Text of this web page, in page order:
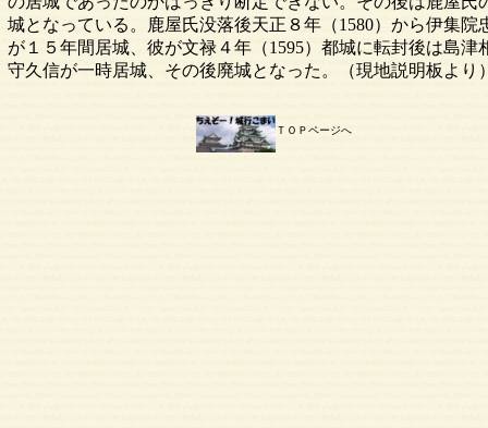
ＴＯＰページへ
城となっている。鹿屋氏没落後天正８年（1580）から伊集院
が１５年間居城、彼が文禄４年（1595）都城に転封後は島津
守久信が一時居城、その後廃城となった。（現地説明板より